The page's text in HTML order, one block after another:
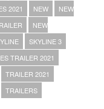
2021 NEW
NEW
NEW
SKYLINE 3
TRAILER 2021
TRAILER 2021
TRAILERS